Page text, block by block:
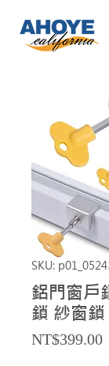
SKU:
鋁門窗戶
鎖 紗窗
NT$399.00